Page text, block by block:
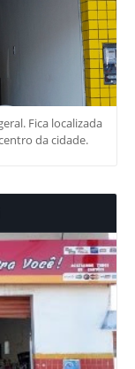
Fica localizada
da cidade.